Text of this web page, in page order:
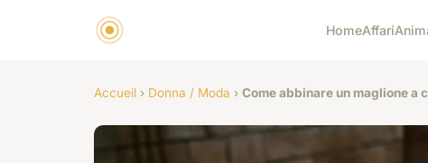
HomeAffari
Accueil › Donna / Moda › Come abbinare un maglione a